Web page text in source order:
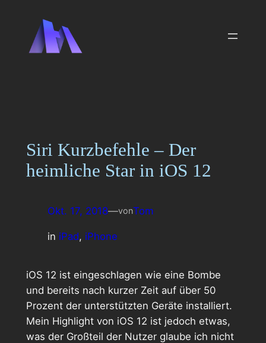
springen
Siri Kurzbefehle – Der
heimliche Star in iOS 12
Okt. 17, 2018—vonTom
in iPad, iPhone
iOS 12 ist eingeschlagen wie eine Bombe
und bereits nach kurzer Zeit auf über 50
Prozent der unterstützten Geräte installiert.
Mein Highlight von iOS 12 ist jedoch etwas,
was der Großteil der Nutzer glaube ich nicht